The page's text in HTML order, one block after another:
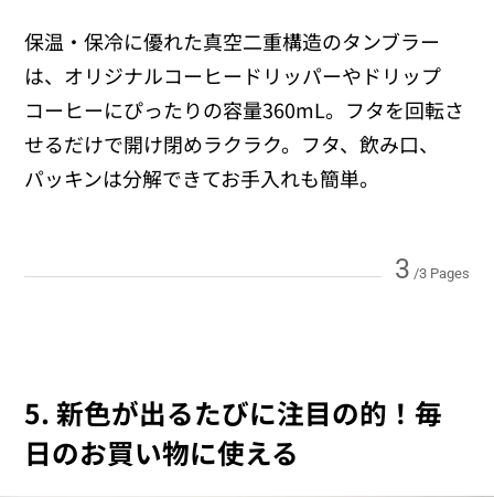
保温・保冷に優れた真空二重構造のタンブラー
は、オリジナルコーヒードリッパーやドリップ
コーヒーにぴったりの容量360mL。フタを回転さ
せるだけで開け閉めラクラク。フタ、飲み口、
パッキンは分解できてお手入れも簡単。
3 /3 Pages
5. 新色が出るたびに注目の的！毎
日のお買い物に使える